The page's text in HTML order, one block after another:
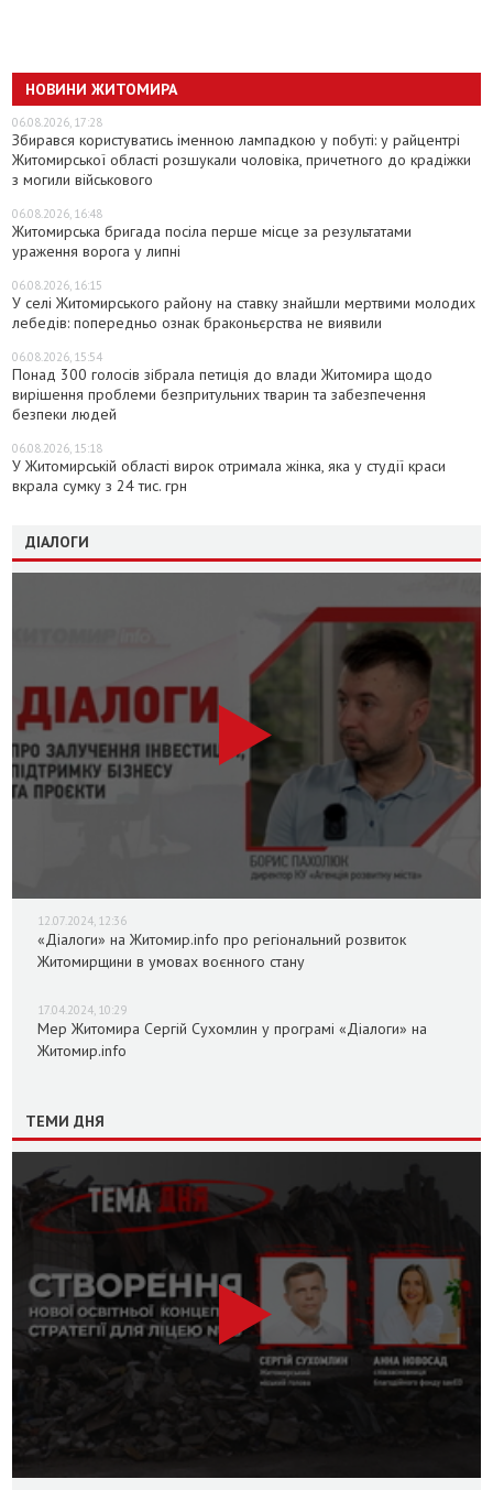
НОВИНИ ЖИТОМИРА
06.08.2026, 17:28
Збирався користуватись іменною лампадкою у побуті: у райцентрі
Житомирської області розшукали чоловіка, причетного до крадіжки
з могили військового
06.08.2026, 16:48
Житомирська бригада посіла перше місце за результатами
ураження ворога у липні
06.08.2026, 16:15
У селі Житомирського району на ставку знайшли мертвими молодих
лебедів: попередньо ознак браконьєрства не виявили
06.08.2026, 15:54
Понад 300 голосів зібрала петиція до влади Житомира щодо
вирішення проблеми безпритульних тварин та забезпечення
безпеки людей
06.08.2026, 15:18
У Житомирській області вирок отримала жінка, яка у студії краси
вкрала сумку з 24 тис. грн
ДІАЛОГИ
12.07.2024, 12:36
«Діалоги» на Житомир.info про регіональний розвиток
Житомирщини в умовах воєнного стану
17.04.2024, 10:29
Мер Житомира Сергій Сухомлин у програмі «Діалоги» на
Житомир.info
ТЕМИ ДНЯ